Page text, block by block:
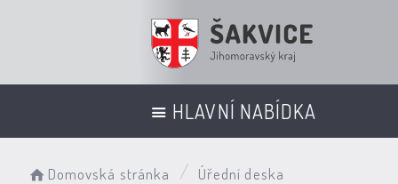
HLAVNÍ NABÍDKA
Domovská stránka
Úřední deska